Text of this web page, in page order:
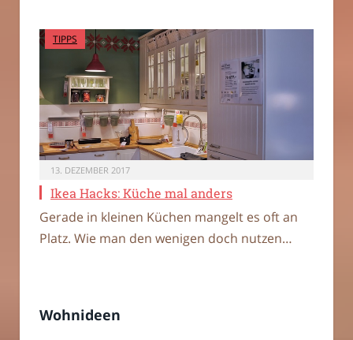
TIPPS
13. DEZEMBER 2017
Ikea Hacks: Küche mal anders
Gerade in kleinen Küchen mangelt es oft an
Platz. Wie man den wenigen doch nutzen…
Wohnideen